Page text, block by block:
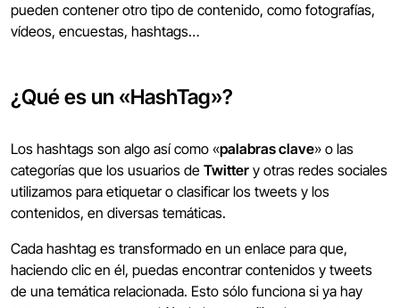
pueden contener otro tipo de contenido, como fotografías,
vídeos, encuestas, hashtags…
¿Qué es un «HashTag»?
Los hashtags son algo así como «palabras clave» o las
categorías que los usuarios de Twitter y otras redes sociales
utilizamos para etiquetar o clasificar los tweets y los
contenidos, en diversas temáticas.
Cada hashtag es transformado en un enlace para que,
haciendo clic en él, puedas encontrar contenidos y tweets
de una temática relacionada. Esto sólo funciona si ya hay